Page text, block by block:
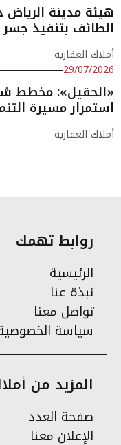
هيئة مدينة
الطائف بتنفيذ
أملاك العقارية
29/07/2026
«الحقيل»: مخطط
استمرار مسيرة
أملاك العقارية
روابط تهمك
الرئيسية
نبذة عنا
تواصل معنا
سياسة
المزيد من
صفحة العدد
الإعلان معنا